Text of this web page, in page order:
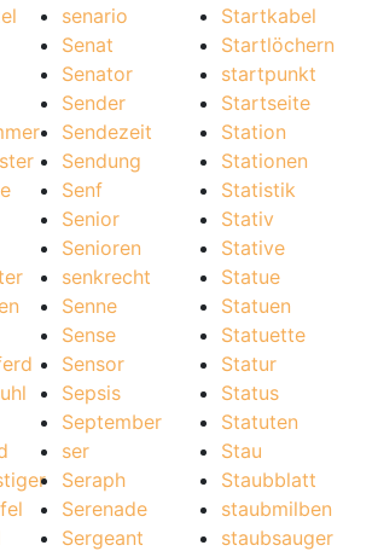
senario
Senat
Senator
Sender
Sendezeit
Sendung
Senf
Senior
Senioren
senkrecht
Senne
Sense
Sensor
Sepsis
September
ser
Seraph
Serenade
Sergeant
Startkabel
Startlöchern
startpunkt
Startseite
Station
Stationen
Statistik
Stativ
Stative
Statue
Statuen
Statuette
Statur
Status
Statuten
Stau
Staubblatt
staubmilben
staubsauger